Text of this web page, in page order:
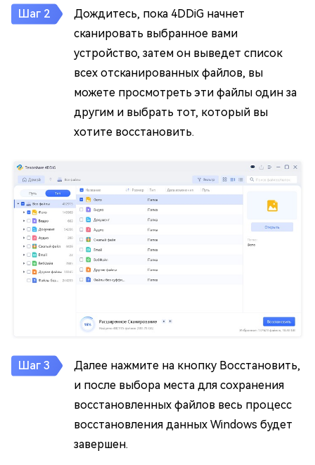
Дождитесь, пока 4DDiG начнет
сканировать выбранное вами
устройство, затем он выведет список
всех отсканированных файлов, вы
можете просмотреть эти файлы один за
другим и выбрать тот, который вы
хотите восстановить.
Далее нажмите на кнопку Восстановить,
и после выбора места для сохранения
восстановленных файлов весь процесс
восстановления данных Windows будет
завершен.